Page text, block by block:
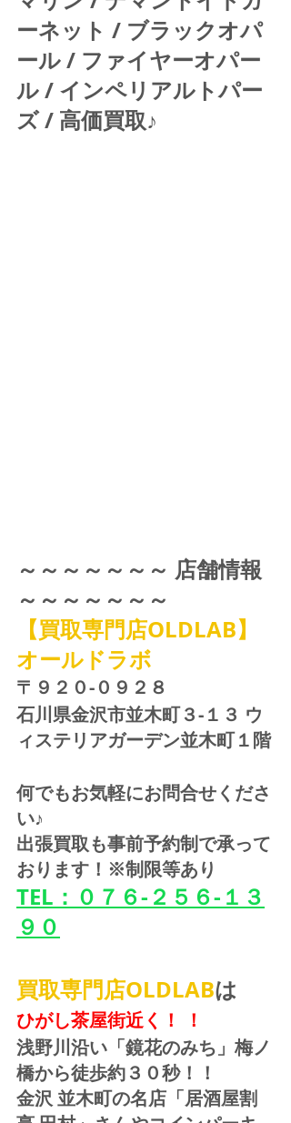
ーネット / ブラックオパ
ール / ファイヤーオパー
ル / インペリアルトパー
ズ / 高価買取♪
～～～～～～～ 店舗情報
～～～～～～～
【買取専門店OLDLAB】
オールドラボ
〒９２０-０９２８
石川県金沢市並木町３-１３ ウ
ィステリアガーデン並木町１階
何でもお気軽にお問合せくださ
い♪
出張買取も事前予約制で承って
おります！※制限等あり
TEL：０７６-２５６-１３
９０
買取専門店OLDLABは
ひがし茶屋街近く！ ！
浅野川沿い「鏡花のみち」梅ノ
橋から徒歩約３０秒！！
金沢 並木町の名店「居酒屋割